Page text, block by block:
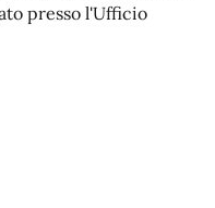
presso l'Ufficio